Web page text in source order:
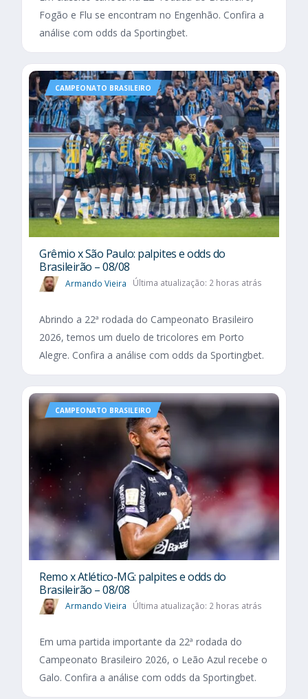
Fogão e Flu se encontram no Engenhão. Confira a
análise com odds da Sportingbet.
CAMPEONATO BRASILEIRO
Grêmio x São Paulo: palpites e odds do
Brasileirão – 08/08
Armando Vieira Última atualização: 2 horas atrás
Abrindo a 22ª rodada do Campeonato Brasileiro
2026, temos um duelo de tricolores em Porto
Alegre. Confira a análise com odds da Sportingbet.
CAMPEONATO BRASILEIRO
Remo x Atlético-MG: palpites e odds do
Brasileirão – 08/08
Armando Vieira Última atualização: 2 horas atrás
Em uma partida importante da 22ª rodada do
Campeonato Brasileiro 2026, o Leão Azul recebe o
Galo. Confira a análise com odds da Sportingbet.